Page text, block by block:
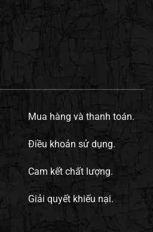
Mua hàng và thanh toán.
Điều khoản sử dụng.
Cam kết chất lượng.
Giải quyết khiếu nại.